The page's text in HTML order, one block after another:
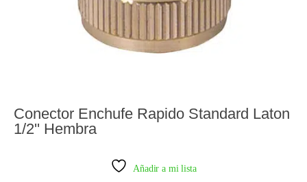
Conector Enchufe Rapido Standard Laton
1/2'' Hembra
Añadir a mi lista